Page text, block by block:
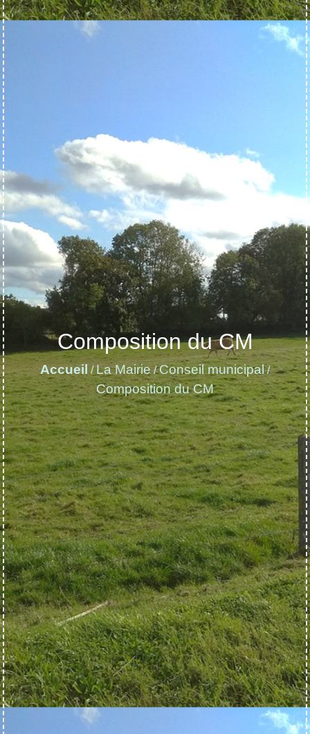
Composition du CM
Accueil /La Mairie/Conseil municipal/
Composition du CM